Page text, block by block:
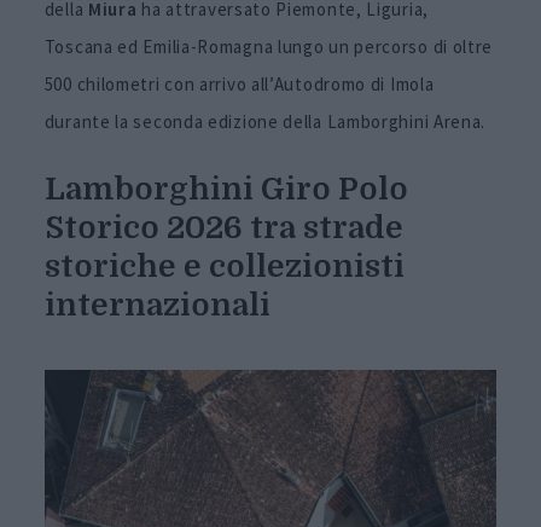
della Miura ha attraversato Piemonte, Liguria,
Toscana ed Emilia-Romagna lungo un percorso di oltre
500 chilometri con arrivo all’Autodromo di Imola
durante la seconda edizione della Lamborghini Arena.
Lamborghini Giro Polo
Storico 2026 tra strade
storiche e collezionisti
internazionali